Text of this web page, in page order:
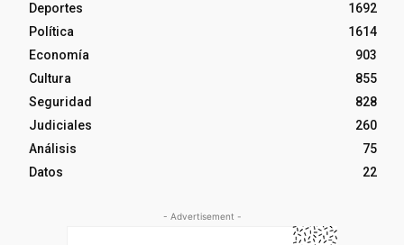
Deportes
1692
Política
1614
Economía
903
Cultura
855
Seguridad
828
Judiciales
260
Análisis
75
Datos
22
- Advertisement -